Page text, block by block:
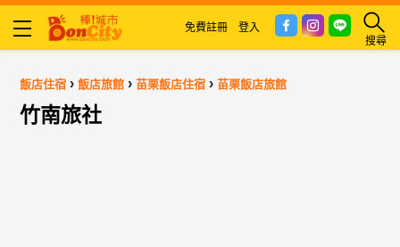
搜尋
免費註冊 登入
飯店住宿 ›飯店旅館 ›苗栗飯店住宿 ›苗栗飯店旅館
竹南旅社